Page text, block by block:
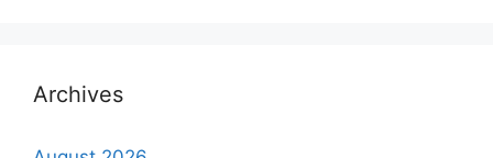
Archives